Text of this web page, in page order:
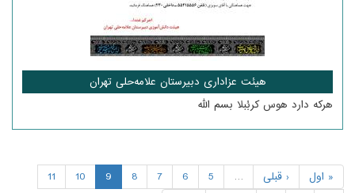
هیئت عزاداری دبیرستان علامه‌حلی تهران
هرکه دارد هوس کربُبلا بسم الله
« اول ‹ قبلی …
5
6
7
8
9
10
11